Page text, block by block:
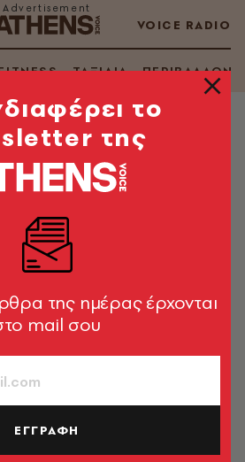
VOICE RADIO
ΤΑΞΙΔΙΑ ΠΕΡΙΒΑΛΛΟΝ
κάνει θραύση και
της
(εικόνες, video)
κινητός ξυλόφουρνος στα
το
της
της ημέρας έρχονται
mail σου
ΕΓΓΡΑΦΗ